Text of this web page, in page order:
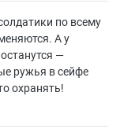
по всему
А у
—
ружья в сейфе
охранять!